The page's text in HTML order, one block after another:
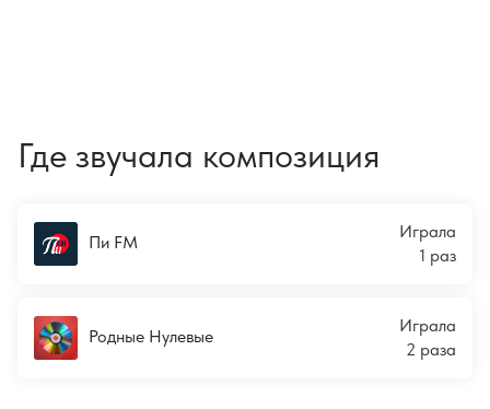
Где звучала композиция
Пи FM
Играла
1 раз
Родные Нулевые
Играла
2 раза